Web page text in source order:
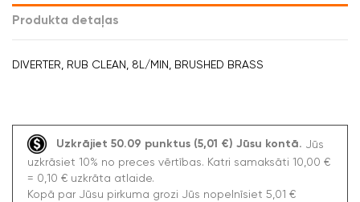
Produkta detaļas
DIVERTER, RUB CLEAN, 8L/MIN, BRUSHED BRASS
Uzkrājiet 50.09 punktus (5,01 €) Jūsu kontā.
Jūs
uzkrāsiet 10% no preces vērtības. Katri samaksāti 10,00 €
= 0,10 € uzkrāta atlaide.
Kopā par Jūsu pirkuma grozi Jūs nopelnīsiet 5,01 €